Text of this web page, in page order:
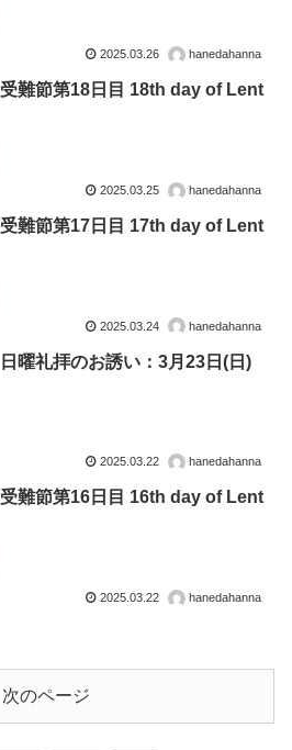
2025.03.26 hanedahanna
受難節第18日目 18th day of Lent
2025.03.25 hanedahanna
受難節第17日目 17th day of Lent
2025.03.24 hanedahanna
日曜礼拝のお誘い：3月23日(日)
2025.03.22 hanedahanna
受難節第16日目 16th day of Lent
2025.03.22 hanedahanna
次のページ